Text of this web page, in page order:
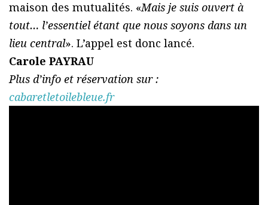
maison des mutualités. «Mais je suis ouvert à
tout… l’essentiel étant que nous soyons dans un
lieu central». L’appel est donc lancé.
Carole PAYRAU
Plus d’info et réservation sur :
cabaretletoilebleue.fr